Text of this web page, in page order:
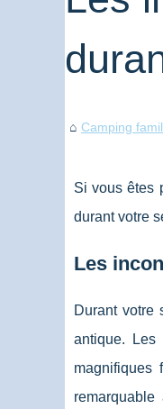
Camping
Si vous êtes
durant votre
Les
Durant votre
antique. Les